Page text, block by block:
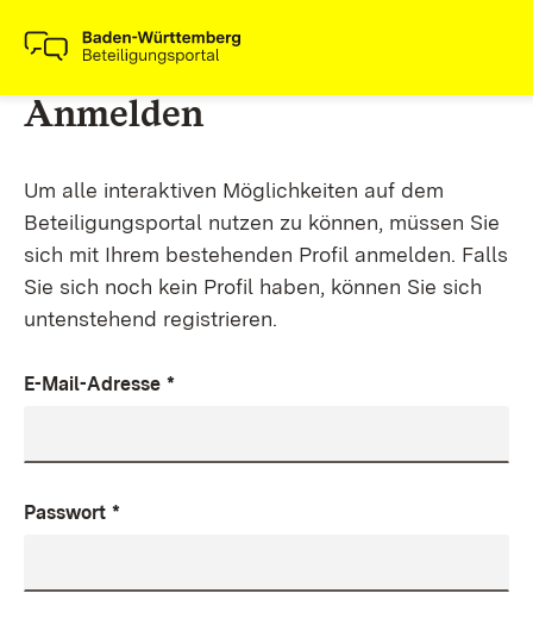
Anmelden
Um alle interaktiven Möglichkeiten auf dem
Beteiligungsportal nutzen zu können, müssen Sie
sich mit Ihrem bestehenden Profil anmelden. Falls
Sie sich noch kein Profil haben, können Sie sich
untenstehend registrieren.
E-Mail-Adresse *
Passwort *